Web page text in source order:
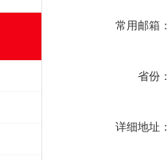
常用邮箱
省份
详细地址